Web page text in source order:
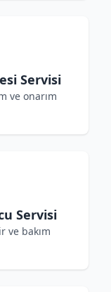
Servisi
ve onarım
Servisi
ve bakım